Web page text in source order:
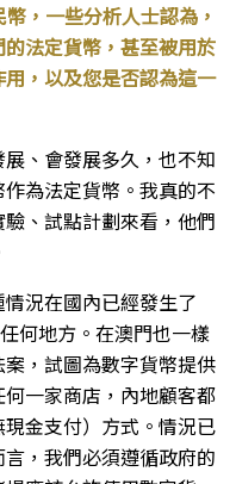
，一些分析人士認為，
法定貨幣，甚至被用於
，以及您是否認為這一
、會發展多久，也不知
為法定貨幣。我真的不
、試點計劃來看，他們
況在國內已經發生了
何地方。在澳門也一樣
，試圖為數字貨幣提供
一家商店，內地顧客都
金支付）方式。情況已
，我們必須遵循政府的